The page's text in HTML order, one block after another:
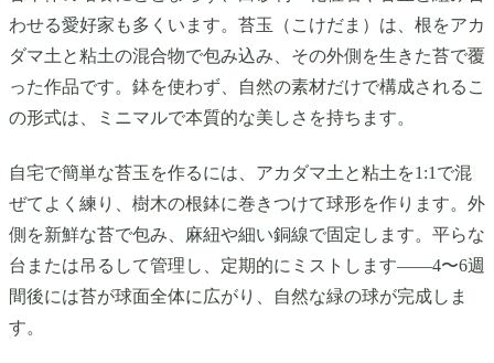
わせる愛好家も多くいます。苔玉（こけだま）は、根をアカ
ダマ土と粘土の混合物で包み込み、その外側を生きた苔で覆
った作品です。鉢を使わず、自然の素材だけで構成されるこ
の形式は、ミニマルで本質的な美しさを持ちます。
自宅で簡単な苔玉を作るには、アカダマ土と粘土を1:1で混
ぜてよく練り、樹木の根鉢に巻きつけて球形を作ります。外
側を新鮮な苔で包み、麻紐や細い銅線で固定します。平らな
台または吊るして管理し、定期的にミストします——4〜6週
間後には苔が球面全体に広がり、自然な緑の球が完成しま
す。